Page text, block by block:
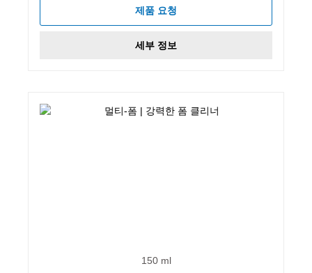
제품 요청
세부 정보
150 ml